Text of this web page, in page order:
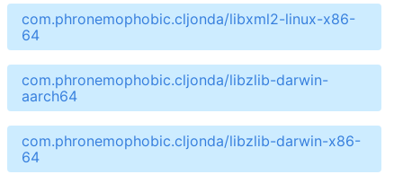
com.phronemophobic.cljonda/libxml2-linux-x86-
64
com.phronemophobic.cljonda/libzlib-darwin-
aarch64
com.phronemophobic.cljonda/libzlib-darwin-x86-
64